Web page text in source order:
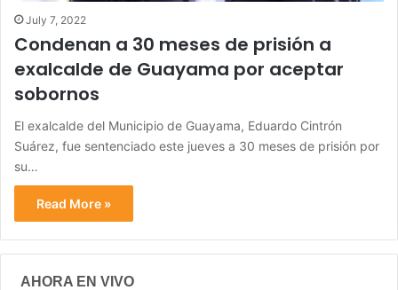
July 7, 2022
Condenan a 30 meses de prisión a
exalcalde de Guayama por aceptar
sobornos
El exalcalde del Municipio de Guayama, Eduardo Cintrón
Suárez, fue sentenciado este jueves a 30 meses de prisión por
su…
Read More »
AHORA EN VIVO